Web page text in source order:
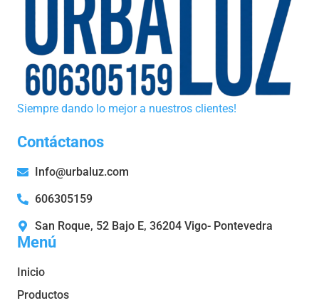
Siempre dando lo mejor a nuestros clientes!
Menú
Inicio
Productos
Contáctanos
Info@urbaluz.com
606305159
San Roque, 52 Bajo E, 36204 Vigo- Pontevedra